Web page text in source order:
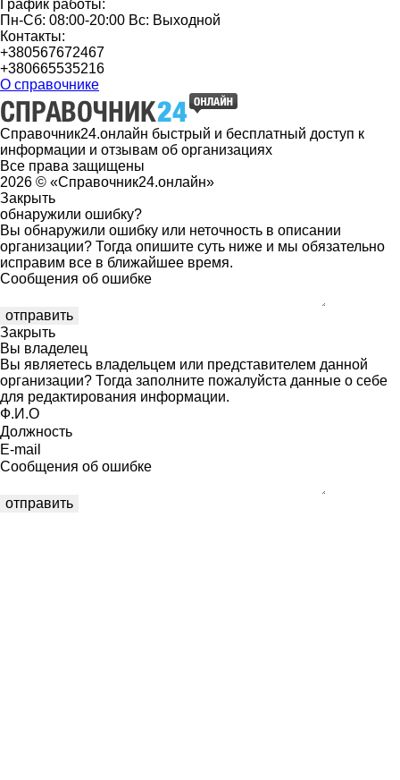
График работы:
Пн-Сб: 08:00-20:00 Вс: Выходной
Контакты:
+380567672467
+380665535216
О справочнике
Справочник24.онлайн быстрый и бесплатный доступ к
информации и отзывам об организациях
Все права защищены
2026 © «Справочник24.онлайн»
Закрыть
обнаружили ошибку?
Вы обнаружили ошибку или неточность в описании
организации? Тогда опишите суть ниже и мы обязательно
исправим все в ближайшее время.
Сообщения об ошибке
Закрыть
Вы владелец
Вы являетесь владельцем или представителем данной
организации? Тогда заполните пожалуйста данные о себе
для редактирования информации.
Ф.И.О
Должность
E-mail
Сообщения об ошибке